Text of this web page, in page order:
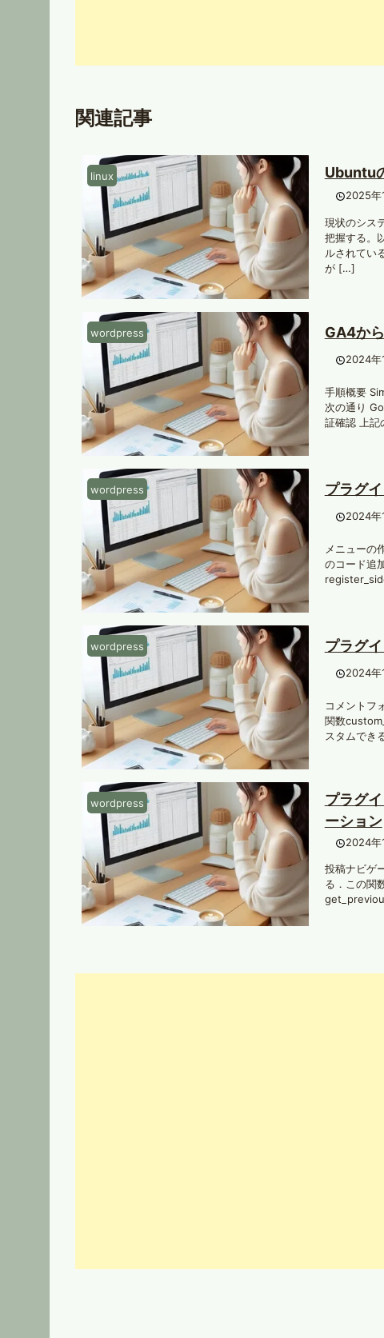
関連記事
linux Ubuntu
2025年
現状のシス
把握する。
ルされてい
が […]
wordpress GA4か
2024年
手順概要
次の通り
証確認 上
wordpress プラグ
2024年
メニューの
のコード追
wordpress プラグ
2024年
コメントフ
関数
スタムでき
wordpress
プラグ
ーション
2024年
投稿ナビゲ
る．この関